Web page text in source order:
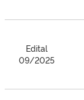
Edital
09/2025